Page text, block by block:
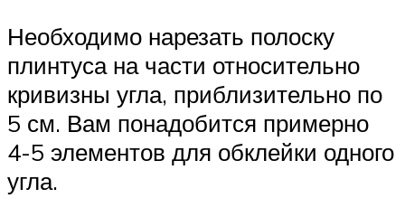
Необходимо нарезать полоску
плинтуса на части относительно
кривизны угла, приблизительно по
5 см. Вам понадобится примерно
4-5 элементов для обклейки одного
угла.